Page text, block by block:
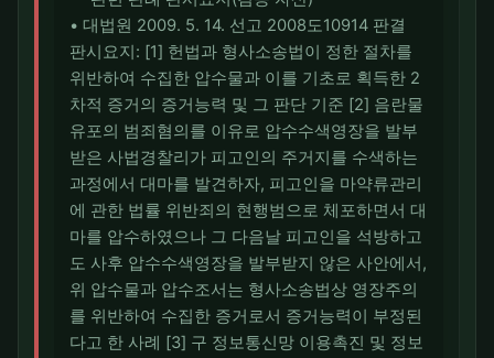
• 대법원 2009. 5. 14. 선고 2008도10914 판결
판시요지: [1] 헌법과 형사소송법이 정한 절차를
위반하여 수집한 압수물과 이를 기초로 획득한 2
차적 증거의 증거능력 및 그 판단 기준 [2] 음란물
유포의 범죄혐의를 이유로 압수수색영장을 발부
받은 사법경찰리가 피고인의 주거지를 수색하는
과정에서 대마를 발견하자, 피고인을 마약류관리
에 관한 법률 위반죄의 현행범으로 체포하면서 대
마를 압수하였으나 그 다음날 피고인을 석방하고
도 사후 압수수색영장을 발부받지 않은 사안에서,
위 압수물과 압수조서는 형사소송법상 영장주의
를 위반하여 수집한 증거로서 증거능력이 부정된
다고 한 사례 [3] 구 정보통신망 이용촉진 및 정보